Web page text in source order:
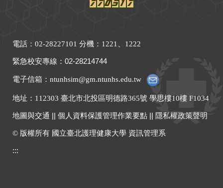
電話：02-28227101 分機：1221、1222
緊急校安專線 ： 02-28214744
電子信箱：ntunhsim@gm.ntunhs.edu.tw
地址： 112303 臺北市北投區明德路365號 學思樓10樓 F1034
地圖與交通 個人資料保護管理作業要點 隱私權政策聲明
© 版權所有 國立臺北護理健康大學 資訊管理系
:::